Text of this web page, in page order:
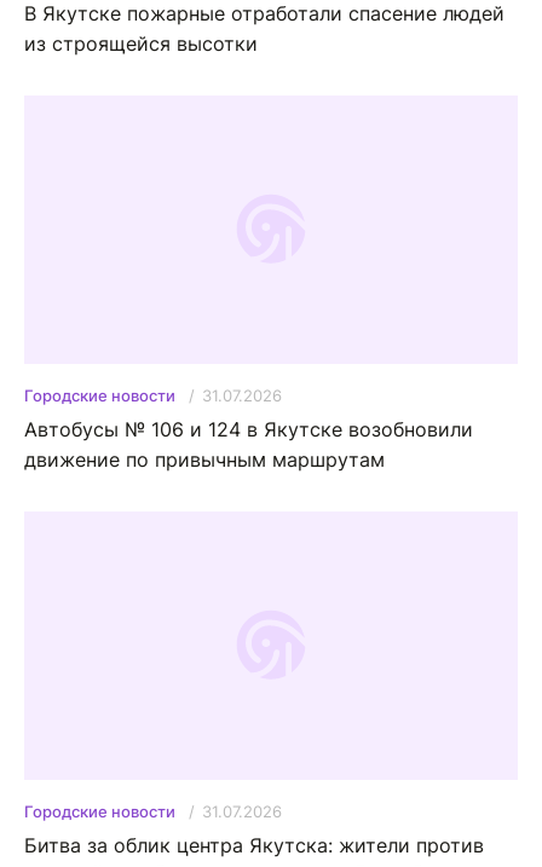
В Якутске пожарные отработали спасение людей
из строящейся высотки
Городские новости 31.07.2026
Автобусы № 106 и 124 в Якутске возобновили
движение по привычным маршрутам
Городские новости 31.07.2026
Битва за облик центра Якутска: жители против